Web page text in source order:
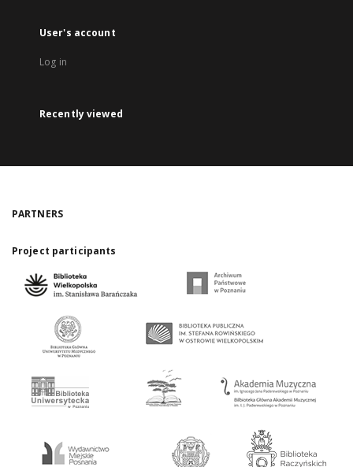
User's account
Log in
Recently viewed
PARTNERS
Project participants